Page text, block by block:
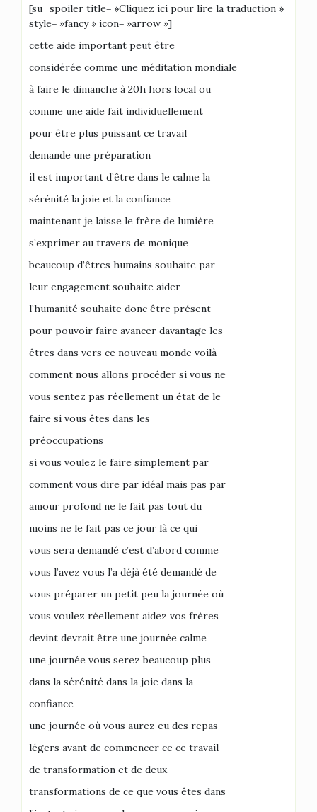
[su_spoiler title= »Cliquez ici pour lire la traduction »
style= »fancy » icon= »arrow »]
cette aide important peut être
considérée comme une méditation mondiale
à faire le dimanche à 20h hors local ou
comme une aide fait individuellement
pour être plus puissant ce travail
demande une préparation
il est important d’être dans le calme la
sérénité la joie et la confiance
maintenant je laisse le frère de lumière
s’exprimer au travers de monique
beaucoup d’êtres humains souhaite par
leur engagement souhaite aider
l’humanité souhaite donc être présent
pour pouvoir faire avancer davantage les
êtres dans vers ce nouveau monde voilà
comment nous allons procéder si vous ne
vous sentez pas réellement un état de le
faire si vous êtes dans les
préoccupations
si vous voulez le faire simplement par
comment vous dire par idéal mais pas par
amour profond ne le fait pas tout du
moins ne le fait pas ce jour là ce qui
vous sera demandé c’est d’abord comme
vous l’avez vous l’a déjà été demandé de
vous préparer un petit peu la journée où
vous voulez réellement aidez vos frères
devint devrait être une journée calme
une journée vous serez beaucoup plus
dans la sérénité dans la joie dans la
confiance
une journée où vous aurez eu des repas
légers avant de commencer ce ce travail
de transformation et de deux
transformations de ce que vous êtes dans